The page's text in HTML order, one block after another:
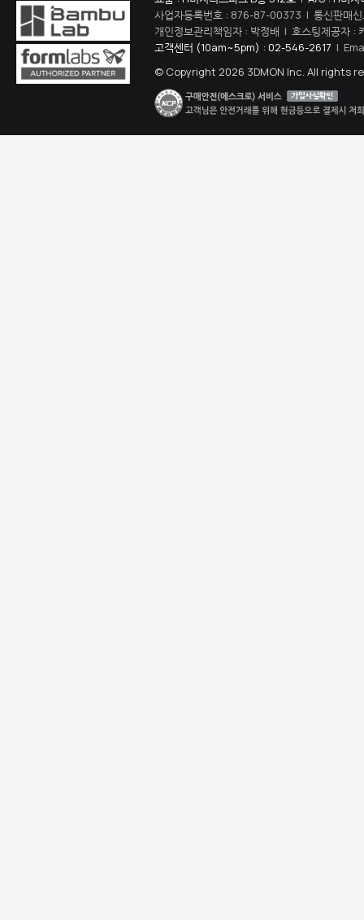
사업자등록번호 : 876-87-00373 | 통신판매
개인정보관리책임자 : 박정배 | 호스팅제공자 :
고객센터 (10am~5pm) : 02-546-2617 |
© Copyright 2026 3DMON Inc. All rights